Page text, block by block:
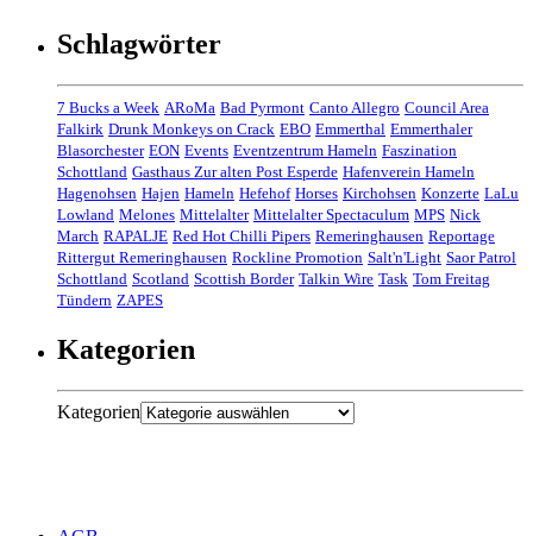
Schlagwörter
7 Bucks a Week ARoMa Bad Pyrmont Canto Allegro Council Area
Falkirk Drunk Monkeys on Crack EBO Emmerthal Emmerthaler
Blasorchester EON Events Eventzentrum Hameln Faszination
Schottland Gasthaus Zur alten Post Esperde Hafenverein Hameln
Hagenohsen Hajen Hameln Hefehof Horses Kirchohsen Konzerte LaLu
Lowland Melones Mittelalter Mittelalter Spectaculum MPS Nick
March RAPALJE Red Hot Chilli Pipers Remeringhausen Reportage
Rittergut Remeringhausen Rockline Promotion Salt'n'Light Saor Patrol
Schottland Scotland Scottish Border Talkin Wire Task Tom Freitag
Tündern ZAPES
Kategorien
Kategorien